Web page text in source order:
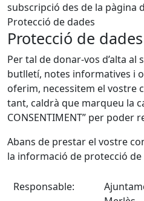
subscripció des de la pàgina
Protecció de dades
Protecció de dades
Per tal de donar-vos d’alta al
butlletí, notes informatives i
oferim, necessitem el vostre
tant, caldrà que marqueu la
CONSENTIMENT” per poder
Abans de prestar el vostre
la informació de protecció de
Responsable: